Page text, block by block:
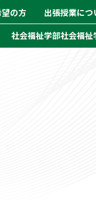
の方
出張授業につ
社会福祉学部社会福祉